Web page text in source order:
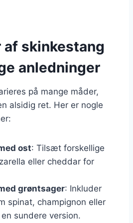
skinkestang
anledninger
på mange måder,
alsidig ret. Her er nogle
ost: Tilsæt forskellige
eller cheddar for
grøntsager: Inkluder
spinat, champignon eller
sundere version.